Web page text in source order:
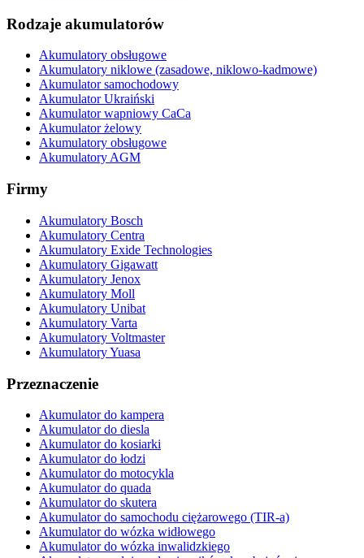
Rodzaje akumulatorów
Akumulatory obsługowe
Akumulatory niklowe (zasadowe, niklowo-kadmowe)
Akumulator samochodowy
Akumulator Ukraiński
Akumulator wapniowy CaCa
Akumulator żelowy
Akumulatory obsługowe
Akumulatory AGM
Firmy
Akumulatory Bosch
Akumulatory Centra
Akumulatory Exide Technologies
Akumulatory Gigawatt
Akumulatory Jenox
Akumulatory Moll
Akumulatory Unibat
Akumulatory Varta
Akumulatory Voltmaster
Akumulatory Yuasa
Przeznaczenie
Akumulator do kampera
Akumulator do diesla
Akumulator do kosiarki
Akumulator do łodzi
Akumulator do motocykla
Akumulator do quada
Akumulator do skutera
Akumulator do samochodu ciężarowego (TIR-a)
Akumulator do wózka widłowego
Akumulator do wózka inwalidzkiego